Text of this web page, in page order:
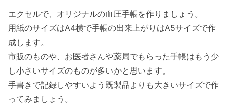
エクセルで、オリジナルの血圧手帳を作りましょう。
用紙のサイズはA4横で手帳の出来上がりはA5サイズで作
成します。
市販のものや、お医者さんや薬局でもらった手帳はもう少
し小さいサイズのものが多いかと思います。
手書きで記録しやすいよう既製品よりも大きいサイズで作
ってみましょう。